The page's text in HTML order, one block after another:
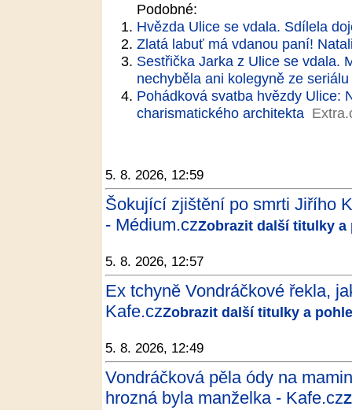
Podobné:
Hvězda Ulice se vdala. Sdílela
Zlatá labuť má vdanou paní!
Sestřička Jarka z Ulice se vdala.
nechyběla ani kolegyně ze seriálu
Pohádková svatba hvězdy Ulice:
charismatického architekta
5. 8. 2026, 12:59
Šokující zjištění po smrti Jiřího
- Médium.czZobrazit další titulky a
5. 8. 2026, 12:57
Ex tchyně Vondráčkové řekla,
Kafe.czZobrazit další titulky a
5. 8. 2026, 12:49
Vondráčková pěla ódy na
hrozná byla manželka - Kafe.cz